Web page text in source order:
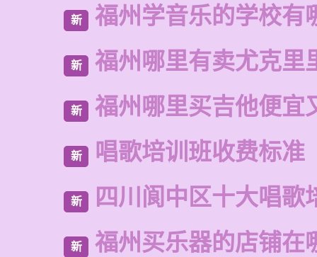
新 福州学音乐的学校有
新 福州哪里有卖尤克里
新 福州哪里买吉他便宜
新 唱歌培训班收费标准
新 四川阆中区十大唱歌
新 福州买乐器的店铺在